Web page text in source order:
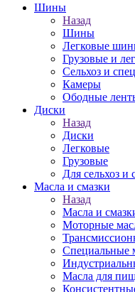
Шины
Назад
Шины
Легковые
Грузовые и
Сельхоз и
Камеры
Ободные
Диски
Назад
Диски
Легковые
Грузовые
Для сельхоз и
Масла и смазки
Назад
Масла и
Моторные
Специальные
Масла для